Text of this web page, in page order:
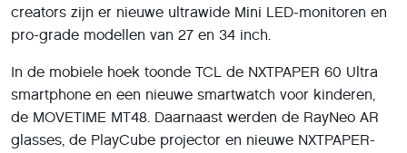
creators zijn er nieuwe ultrawide Mini LED-monitoren en
pro-grade modellen van 27 en 34 inch.
In de mobiele hoek toonde TCL de NXTPAPER 60 Ultra
smartphone en een nieuwe smartwatch voor kinderen,
de MOVETIME MT48. Daarnaast werden de RayNeo AR
glasses, de PlayCube projector en nieuwe NXTPAPER-